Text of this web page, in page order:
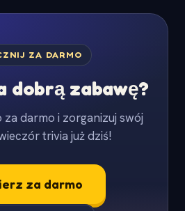
ZA DARMO
dobrą zabawę?
za darmo i zorganizuj swój
trivia już dziś!
za darmo